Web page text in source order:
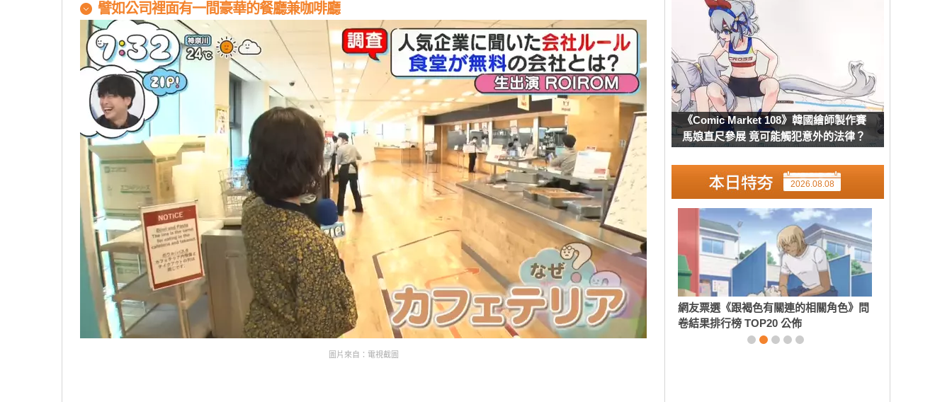
譬如公司裡面有一間豪華的餐廳兼咖啡廳
圖片來自：電視截圖
《Comic Market 108》韓國繪師製作賽
馬娘直尺參展 竟可能觸犯意外的法律？
2026.08.08